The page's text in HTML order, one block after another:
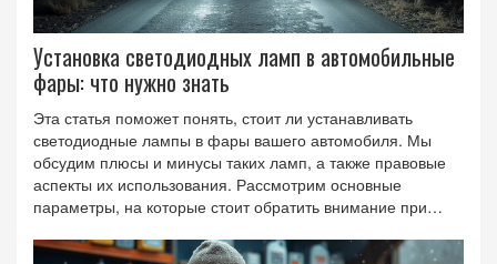
Установка светодиодных ламп в автомобильные
фары: что нужно знать
Эта статья поможет понять, стоит ли устанавливать
светодиодные лампы в фары вашего автомобиля. Мы
обсудим плюсы и минусы таких ламп, а также правовые
аспекты их использования. Рассмотрим основные
параметры, на которые стоит обратить внимание при
эксплуатации светодиодных ламп.